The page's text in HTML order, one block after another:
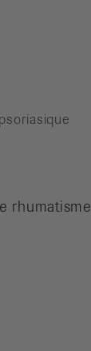
rhumatisme